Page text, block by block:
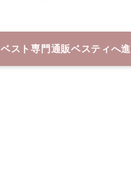
ベスト専門通販ベスティへ